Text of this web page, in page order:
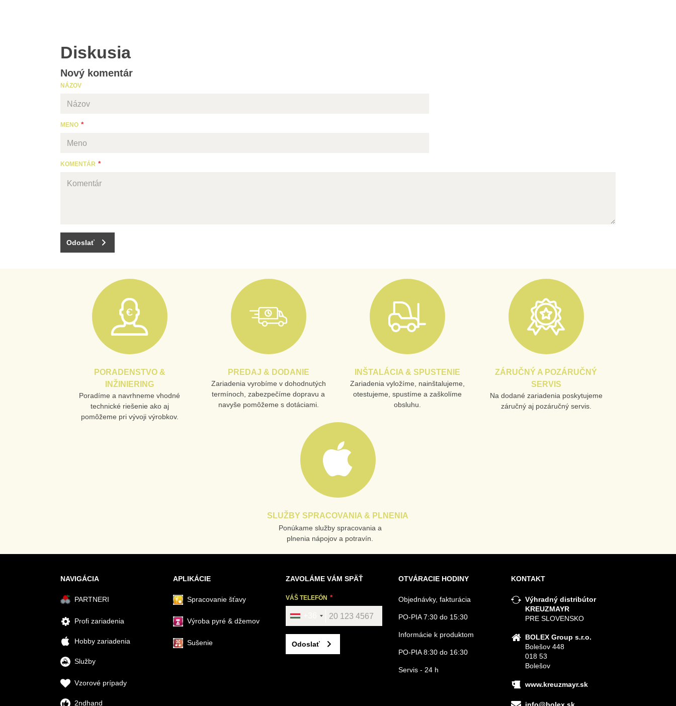
Diskusia
Nový komentár
NÁZOV
MENO
KOMENTÁR
Odoslať
PORADENSTVO &
INŽINIERING
Poradíme a navrhneme vhodné
technické riešenie ako aj
pomôžeme pri vývoji výrobkov.
PREDAJ & DODANIE
Zariadenia vyrobíme v dohodnutých
termínoch, zabezpečíme dopravu a
navyše pomôžeme s dotáciami.
INŠTALÁCIA & SPUSTENIE
Zariadenia vyložíme, nainštalujeme,
otestujeme, spustíme a zaškolíme
obsluhu.
ZÁRUČNÝ A POZÁRUČNÝ
SERVIS
Na dodané zariadenia poskytujeme
záručný aj pozáručný servis.
SLUŽBY SPRACOVANIA & PLNENIA
Ponúkame služby spracovania a
plnenia nápojov a potravín.
NAVIGÁCIA
PARTNERI
Profi zariadenia
Hobby zariadenia
Služby
Vzorové prípady
2ndhand
APLIKÁCIE
Spracovanie šťavy
Výroba pyré & džemov
Sušenie
ZAVOLÁME VÁM SPÄŤ
VÁŠ TELEFÓN
Odoslať
OTVÁRACIE HODINY
Objednávky, fakturácia
PO-PIA 7:30 do 15:30
Informácie k produktom
PO-PIA 8:30 do 16:30
Servis - 24 h
KONTAKT
Výhradný distribútor
KREUZMAYR
PRE SLOVENSKO
BOLEX Group s.r.o.
Bolešov 448
018 53
Bolešov
www.kreuzmayr.sk
info@bolex.sk